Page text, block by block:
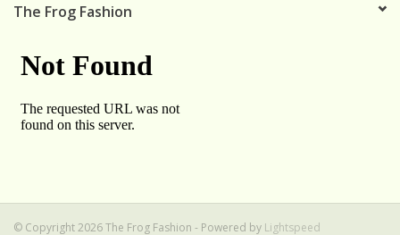
The Frog Fashion
© Copyright 2026 The Frog Fashion - Powered by Lightspeed